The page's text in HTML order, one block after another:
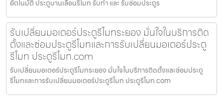
อัตโนมัติ ประตูบานเลื่อนรีโมท รับทำ และ รับซ่อมประตูร
รับเปลี่ยนมอเตอร์ประตูรีโมทระยอง มั่นใจในบริการติด
ตั้งและซ่อมประตูรีโมทและการรับเปลี่ยนมอเตอร์ประตู
รีโมท ประตูรีโมท.com
รับเปลี่ยนมอเตอร์ประตูรีโมทระยอง มั่นใจในบริการติดตั้งและซ่อมประตู
รีโมทและการรับเปลี่ยนมอเตอร์ประตูรีโมท ประตูรีโมท.com